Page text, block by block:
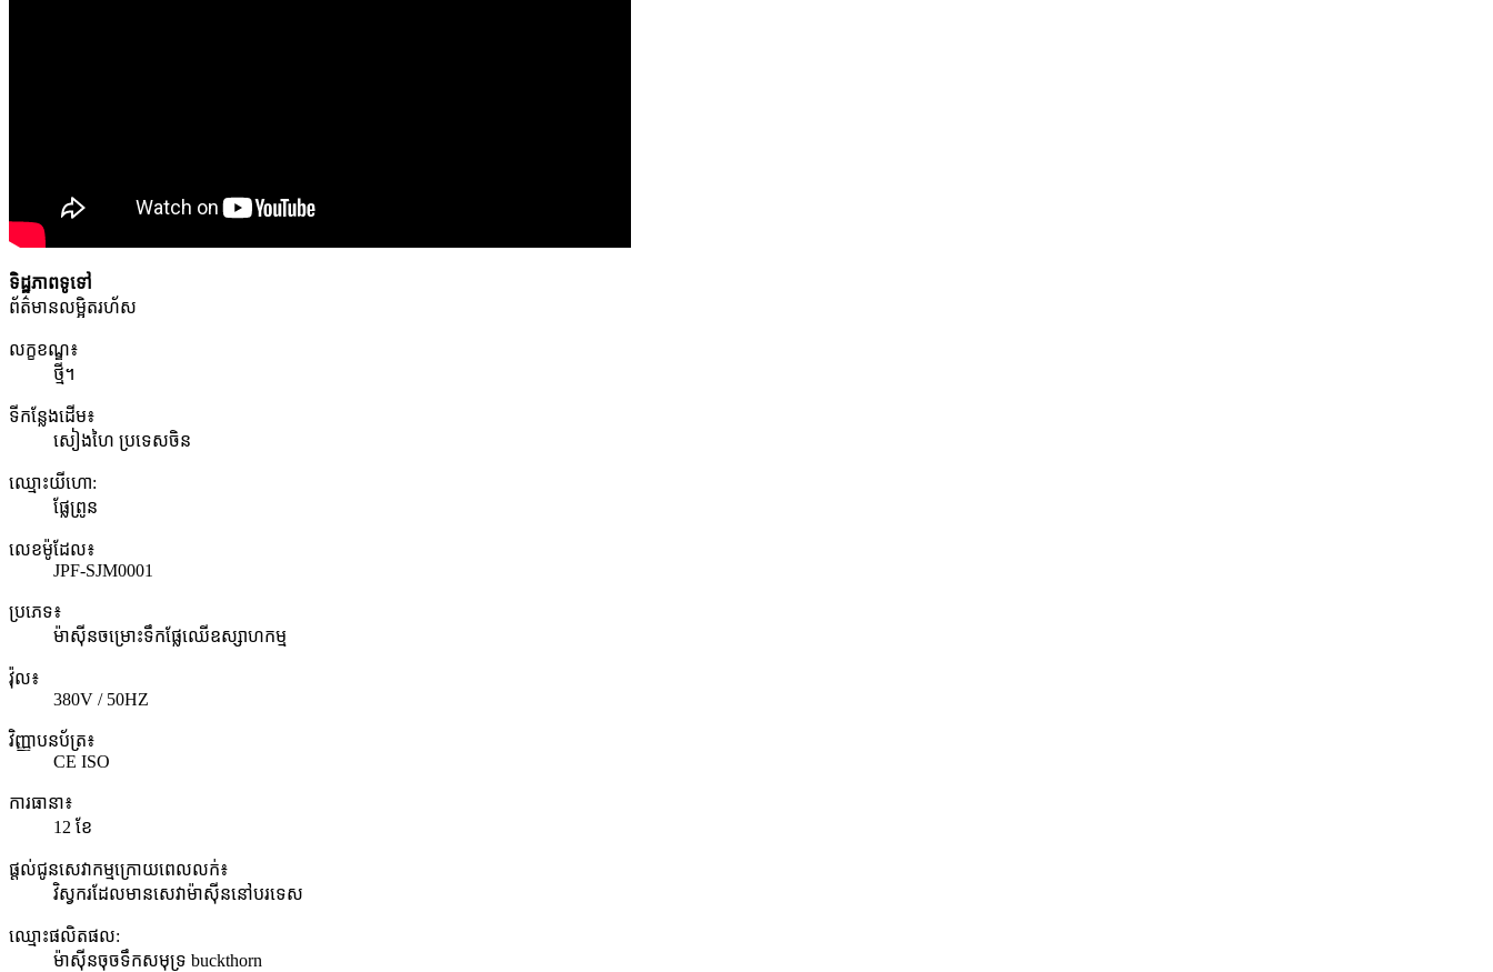
ទិដ្ឋភាពទូទៅ
ព័ត៌មានលម្អិតរហ័ស
លក្ខខណ្ឌ៖
ថ្មី។
ទីកន្លែងដើម៖
សៀងហៃ ប្រទេសចិន
ឈ្មោះ​យីហោ:
ផ្លែព្រូន
លេខ​ម៉ូដែល៖
JPF-SJM0001
ប្រភេទ៖
ម៉ាស៊ីនចម្រោះទឹកផ្លែឈើឧស្សាហកម្ម
វ៉ុល៖
380V / 50HZ
វិញ្ញាបនប័ត្រ៖
CE ISO
ការធានា៖
12 ខែ
ផ្តល់ជូនសេវាកម្មក្រោយពេលលក់៖
វិស្វករ​ដែល​មាន​សេវា​ម៉ាស៊ីន​នៅ​បរទេស
ឈ្មោះ​ផលិតផល:
ម៉ាស៊ីនចុចទឹកសមុទ្រ buckthorn